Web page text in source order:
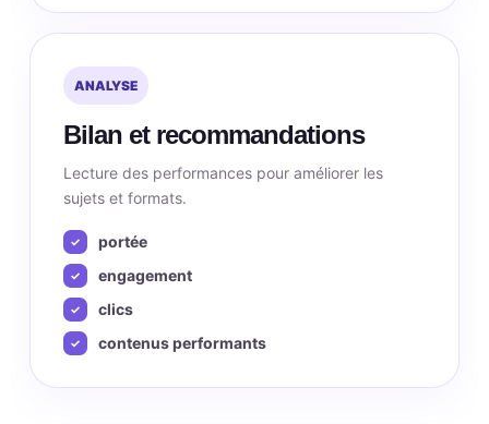
ANALYSE
Bilan et recommandations
Lecture des performances pour améliorer les
sujets et formats.
portée
engagement
clics
contenus performants